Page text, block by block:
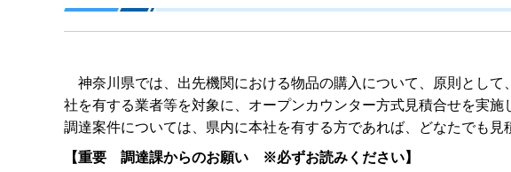
神奈川県では、出先機関における物品の購入について、原則として、
社を有する業者等を対象に、オープンカウンター方式見積合せを実
調達案件については、県内に本社を有する方であれば、どなたでも見
【重要 調達課からのお願い ※必ずお読みください】